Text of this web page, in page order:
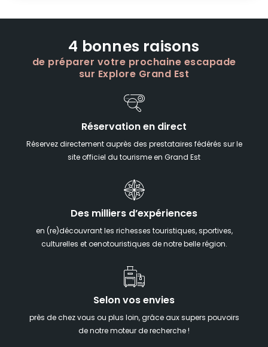
4 bonnes raisons
de préparer votre prochaine escapade
sur Explore Grand Est
Réservation en direct
Réservez directement auprès des prestataires fédérés sur le
site officiel du tourisme en Grand Est
Des milliers d’expériences
en (re)découvrant les richesses touristiques, sportives,
culturelles et oenotouristiques de notre belle région.
Selon vos envies
près de chez vous ou plus loin, grâce aux supers pouvoirs
de notre moteur de recherche !